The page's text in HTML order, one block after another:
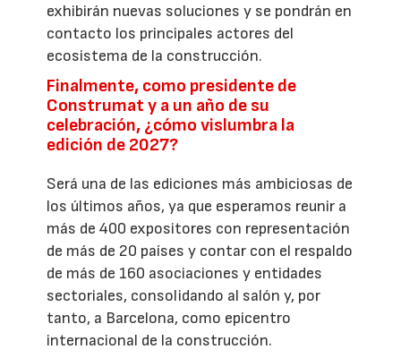
exhibirán nuevas soluciones y se pondrán en
contacto los principales actores del
ecosistema de la construcción.
Finalmente, como presidente de
Construmat y a un año de su
celebración, ¿cómo vislumbra la
edición de 2027?
Será una de las ediciones más ambiciosas de
los últimos años, ya que esperamos reunir a
más de 400 expositores con representación
de más de 20 países y contar con el respaldo
de más de 160 asociaciones y entidades
sectoriales, consolidando al salón y, por
tanto, a Barcelona, como epicentro
internacional de la construcción.